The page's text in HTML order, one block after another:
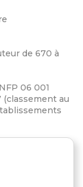
de 670 à
06 001
(classement au